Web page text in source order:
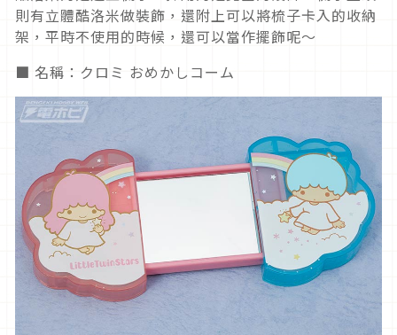
則有立體酷洛米做裝飾，還附上可以將梳子卡入的收納
架，平時不使用的時候，還可以當作擺飾呢～
■ 名稱：クロミ おめかしコーム